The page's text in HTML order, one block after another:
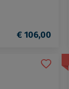
€ 106,00